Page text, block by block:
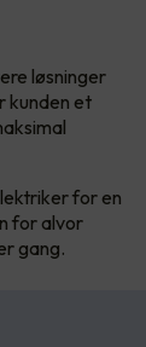
løsninger
kunden et
for en
for alvor
gang.